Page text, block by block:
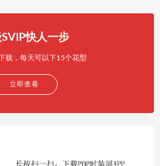
快人一步
载，每天可以下15个花型
立即查看